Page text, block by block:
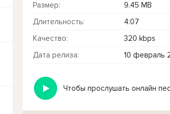
Размер:
9.45 MB
Длительность:
4:07
Качество:
320 kbps
Дата релиза:
10 февраль